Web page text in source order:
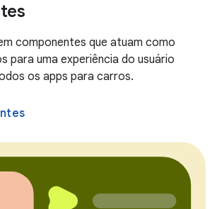
componentes que atuam como
para uma experiência do usuário
os apps para carros.